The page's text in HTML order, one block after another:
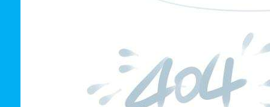
钢轨的一些简